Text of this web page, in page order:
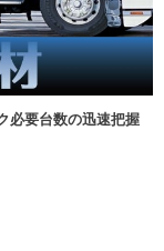
必要台数の迅速把握